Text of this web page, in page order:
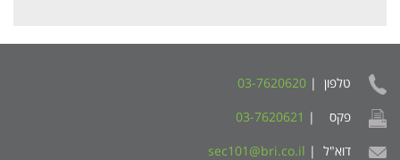
טלפון | 03-7620620
פקס | 03-7620621
דוא"ל | sec101@bri.co.il